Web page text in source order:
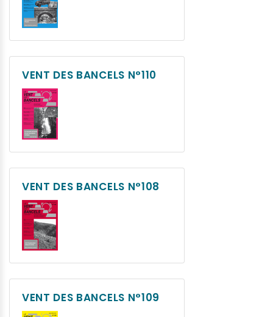
VENT DES BANCELS N°110
VENT DES BANCELS N°108
VENT DES BANCELS N°109